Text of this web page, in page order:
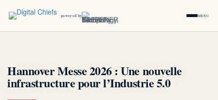
powered by MENU
Hannover Messe 2026 : Une nouvelle
infrastructure pour l’Industrie 5.0